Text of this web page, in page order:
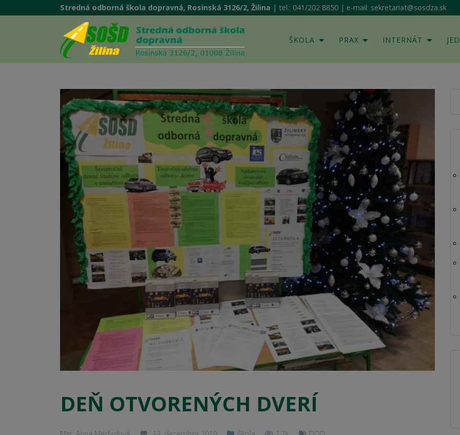
Stredná odborná škola dopravná, Rosinská 3126/2, Žilina | tel.: 041/202 8850 | e-mail: sekretariat@sosdza.sk
ŠKOLA PRAX INTERNÁT
DEŇ OTVORENÝCH DVERÍ